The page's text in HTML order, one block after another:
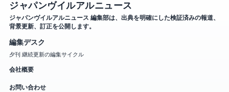
ジャパンヴイルアルニュース
ジャパンヴイルアルニュース 編集部は、出典を明確にした検証済みの報道、
背景更新、訂正を公開します。
編集デスク
夕刊 継続更新の編集サイクル
会社概要
お問い合わせ